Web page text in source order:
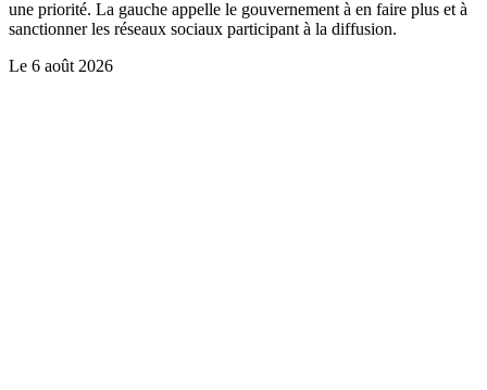
une priorité. La gauche appelle le gouvernement à en faire plus et à
sanctionner les réseaux sociaux participant à la diffusion.
Le 6 août 2026